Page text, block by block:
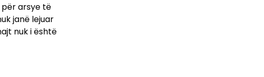
për arsye të
janë lejuar
nuk i është